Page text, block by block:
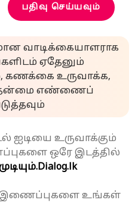
பதிவு செய்யவும்
வாடிக்கையாளராக
ஏதேனும்
கணக்கை உருவாக்க,
எண்ணைப்
ஐடியை உருவாக்கும்
ஒரே இடத்தில்
Dialog.lk
இணைப்புகளை உங்கள்